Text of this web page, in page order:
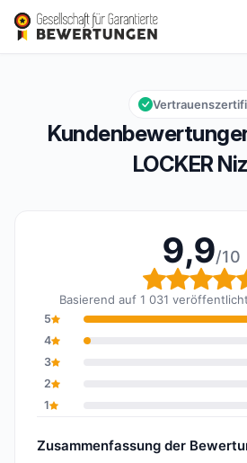
CITY-LOCKER Nizza
Gesamtbewertung: 9,9 von 10
9,9/10
LOCKER
9,9/10
Basierend auf 1 031
5
4
3
2
1
Zusammenfassung der